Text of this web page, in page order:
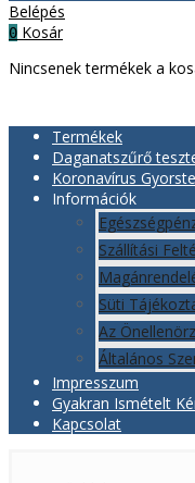
Belépés
0 Kosár
Nincsenek termékek a
Termékek
Daganatszűrő
Koronavírus
Információk
Szállítási
Süti
Az
Általános
Impresszum
Gyakran Ismételt
Kapcsolat